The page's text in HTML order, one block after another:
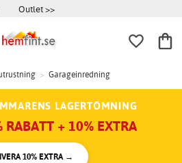
Outlet >>
> Garageinredning
LAGERTÖMNING
RABATT + 10% EXTRA
10% EXTRA →